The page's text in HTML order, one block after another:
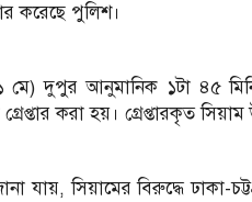
করেছে পুলিশ।
দুপুর আনুমানিক ১টা ৪৫
করা হয়। গ্রেপ্তারকৃত
জানা যায়, সিয়ামের বিরুদ্ধে